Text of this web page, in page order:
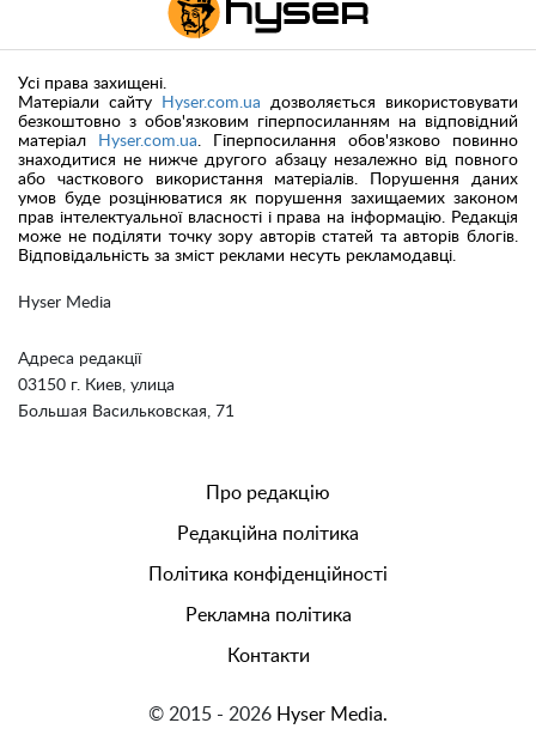
Hyser Media
Адреса редакції
03150 г. Киев, улица
Большая Васильковская, 71
Усі права захищені.
Матеріали сайту
Hyser.com.ua дозволяється використовувати
безкоштовно з обов'язковим гіперпосиланням на відповідний
матеріал
Hyser.com.ua. Гіперпосилання обов'язково повинно
знаходитися не нижче другого абзацу незалежно від повного
або часткового використання матеріалів. Порушення даних
умов буде розцінюватися як порушення захищаемих законом
прав інтелектуальної власності і права на інформацію. Редакція
може не поділяти точку зору авторів статей та авторів блогів.
Відповідальність за зміст реклами несуть рекламодавці.
Про редакцію
Редакційна політика
Політика конфіденційності
Рекламна політика
Контакти
© 2015 - 2026 Hyser Media.